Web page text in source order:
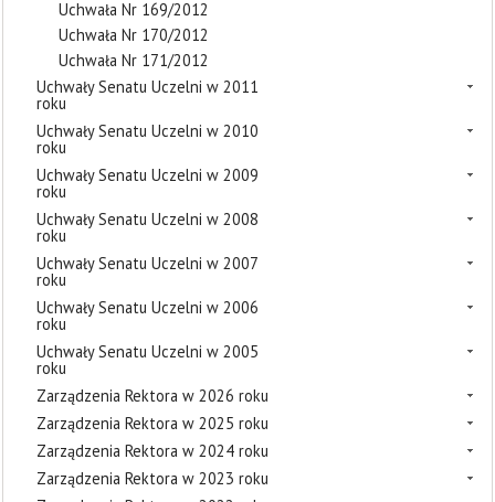
Uchwała Nr 169/2012
Uchwała Nr 170/2012
Uchwała Nr 171/2012
Uchwały Senatu Uczelni w 2011
roku
Uchwały Senatu Uczelni w 2010
roku
Uchwały Senatu Uczelni w 2009
roku
Uchwały Senatu Uczelni w 2008
roku
Uchwały Senatu Uczelni w 2007
roku
Uchwały Senatu Uczelni w 2006
roku
Uchwały Senatu Uczelni w 2005
roku
Zarządzenia Rektora w 2026 roku
Zarządzenia Rektora w 2025 roku
Zarządzenia Rektora w 2024 roku
Zarządzenia Rektora w 2023 roku